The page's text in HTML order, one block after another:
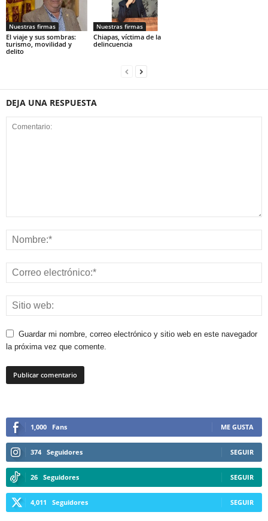
Nuestras firmas
El viaje y sus sombras:
turismo, movilidad y
delito
Nuestras firmas
Chiapas, víctima de la
delincuencia
DEJA UNA RESPUESTA
Guardar mi nombre, correo electrónico y sitio web en este navegador
la próxima vez que comente.
1,000 Fans ME GUSTA
374 Seguidores SEGUIR
26 Seguidores SEGUIR
4,011 Seguidores SEGUIR